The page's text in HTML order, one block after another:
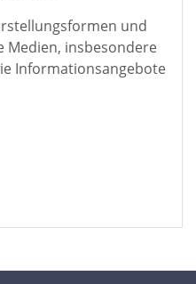
und
insbesondere
Informationsangebote